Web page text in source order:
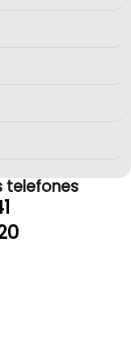
telefones